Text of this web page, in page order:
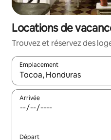
Locations de
Trouvez et réservez des
Emplacement
Quand les résultats sont
Arrivée
Départ